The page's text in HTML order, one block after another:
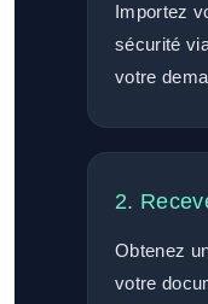
Importez
sécurité
votre
2.
Obtenez
votre